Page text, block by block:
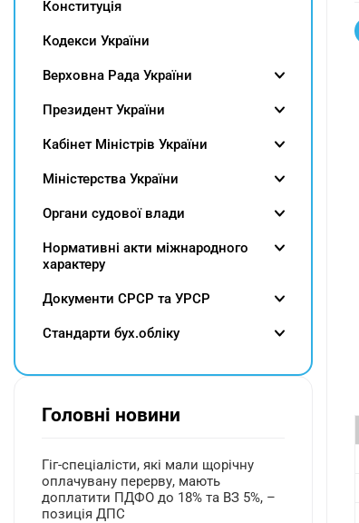
Конституція
Кодекси України
Верховна Рада України
Президент України
Кабінет Міністрів України
Міністерства України
Органи судової влади
Нормативні акти міжнародного
характеру
Документи СРСР та УРСР
Cтандарти бух.обліку
Головні новини
Гіг-спеціалісти, які мали щорічну
оплачувану перерву, мають
доплатити ПДФО до 18% та ВЗ 5%, –
позиція ДПС